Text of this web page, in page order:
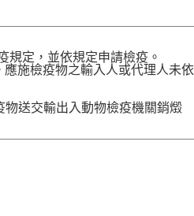
規定，並依規定申請檢疫。
施檢疫物之輸入人或代理人未依
送交輸出入動物檢疫機關銷燬